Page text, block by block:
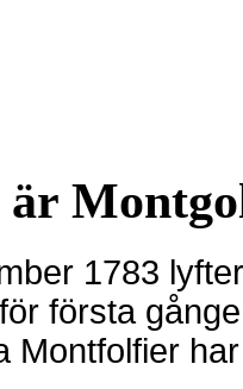
är
1783
första
Montfolfier